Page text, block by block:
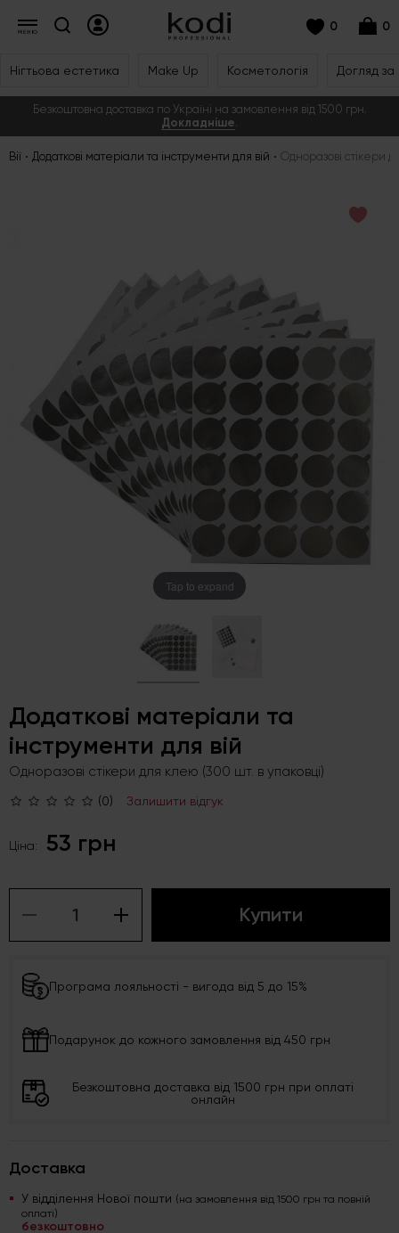
0 0
Нігтьова естетика Make Up Косметологія Догляд
Безкоштовна доставка по Україні на замовлення від 1500 грн.
Докладніше.
Вії Додаткові матеріали та інструменти для вій Одноразові стікери
Tap to expand
Додаткові матеріали та
інструменти для вій
Одноразові стікери для клею (300 шт. в упаковці)
(0) Залишити відгук
Ціна: 53 грн
Купити
Програма лояльності - вигода від 5 до 15%
Подарунок до кожного замовлення від 450 грн
Безкоштовна доставка від 1500 грн при оплаті
онлайн
Доставка
У відділення Нової пошти (на замовлення від 1500 грн та повній
оплаті)
безкоштовно